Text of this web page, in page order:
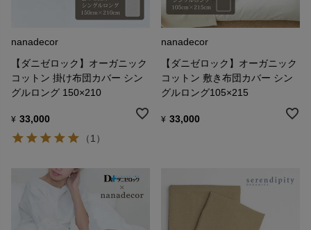
nanadecor
【ダニゼロック】オーガニック
コットン 掛け布団カバー シン
グルロング 150×210
¥ 33,000
（1）
nanadecor
【ダニゼロック】オーガニック
コットン 敷き布団カバー シン
グルロング105×215
¥ 33,000